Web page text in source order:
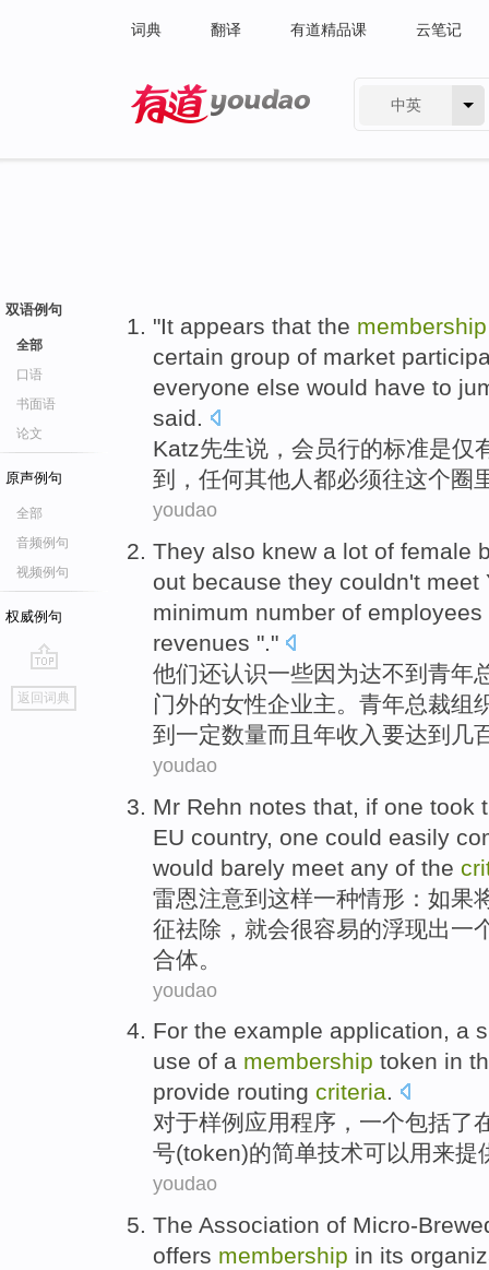
词典 翻译 有道精品课 云笔记
中英
双语例句
全部
口语
书面语
论文
原声例句
全部
音频例句
视频例句
权威例句
go
top
返回词典
"It appears that the membership
certain group of market
everyone else would have to
said.
Katz先生说， 会员行的标准是仅
到
，任何其他人 都必须往这个圈
youdao
They also knew a lot of female
out because they couldn't meet
minimum number of employees
revenues "."
他们还认识一些因为达不到 青年
门外的女性企业主。青年总裁组
到 一定数量而且 年收入要达到几
youdao
Mr Rehn notes that if one took
EU country, one could easily
would barely meet any of the
雷恩注意到 这样一种情形： 如果
征祛除， 就会很容易的浮现出一
合体 。
youdao
For the example application, a
use of a membership token in
provide routing criteria.
对于样例 应用程序 ， 一个包括了
号(token)的简单技术可以用来提
youdao
The Association of Micro-
offers membership in its